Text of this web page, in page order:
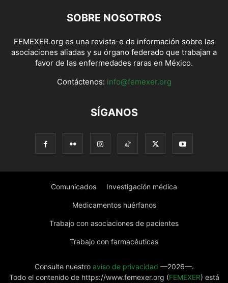
SOBRE NOSOTROS
FEMEXER.org es una revista-e de información sobre las
asociaciones aliadas y su órgano federado que trabajan a
favor de las enfermedades raras en México.
Contáctenos: info@femexer.org
SÍGANOS
Comunicados Investigación médica
Medicamentos huérfanos
Trabajo con asociaciones de pacientes
Trabajo con farmacéuticas
Consulte nuestro aviso de privacidad —2026—.
Todo el contenido de https://www.femexer.org (FEMEXER) está